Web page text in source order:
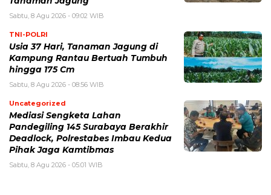
Sabtu, 8 Agu 2026 - 09:02 WIB
TNI-POLRI
Usia 37 Hari, Tanaman Jagung di
Kampung Rantau Bertuah Tumbuh
hingga 175 Cm
Sabtu, 8 Agu 2026 - 08:56 WIB
Uncategorized
Mediasi Sengketa Lahan
Pandegiling 145 Surabaya Berakhir
Deadlock, Polrestabes Imbau Kedua
Pihak Jaga Kamtibmas
Sabtu, 8 Agu 2026 - 05:01 WIB